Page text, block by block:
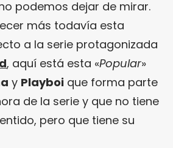
podemos dejar de mirar.
más todavía esta
a la serie protagonizada
, aquí está esta «Popular»
y Playboi que forma parte
de la serie y que no tiene
pero que tiene su